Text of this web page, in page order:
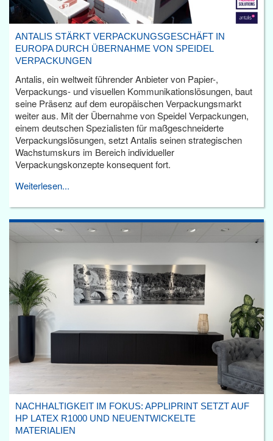
ANTALIS STÄRKT VERPACKUNGSGESCHÄFT IN
EUROPA DURCH ÜBERNAHME VON SPEIDEL
VERPACKUNGEN
Antalis, ein weltweit führender Anbieter von Papier-,
Verpackungs- und visuellen Kommunikationslösungen, baut
seine Präsenz auf dem europäischen Verpackungsmarkt
weiter aus. Mit der Übernahme von Speidel Verpackungen,
einem deutschen Spezialisten für maßgeschneiderte
Verpackungslösungen, setzt Antalis seinen strategischen
Wachstumskurs im Bereich individueller
Verpackungskonzepte konsequent fort.
Weiterlesen...
NACHHALTIGKEIT IM FOKUS: APPLIPRINT SETZT AUF
HP LATEX R1000 UND NEUENTWICKELTE
MATERIALIEN